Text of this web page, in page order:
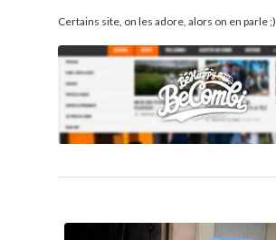
Certains site, on les adore, alors on en parle ;)